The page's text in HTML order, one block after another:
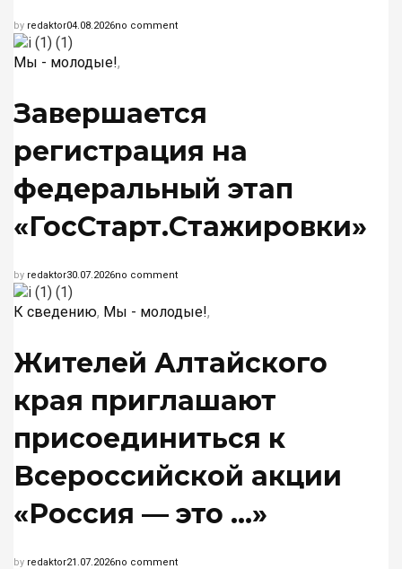
by redaktor04.08.2026no comment
Мы - молодые!,
Завершается
регистрация на
федеральный этап
«ГосСтарт.Стажировки»
by redaktor30.07.2026no comment
К сведению, Мы - молодые!,
Жителей Алтайского
края приглашают
присоединиться к
Всероссийской акции
«Россия — это …»
by redaktor21.07.2026no comment